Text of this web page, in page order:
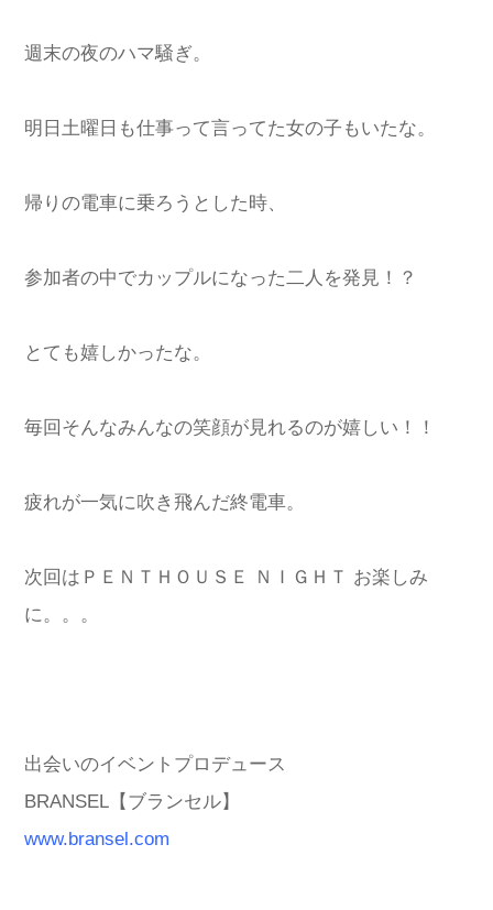
週末の夜のハマ騒ぎ。
明日土曜日も仕事って言ってた女の子もいたな。
帰りの電車に乗ろうとした時、
参加者の中でカップルになった二人を発見！？
とても嬉しかったな。
毎回そんなみんなの笑顔が見れるのが嬉しい！！
疲れが一気に吹き飛んだ終電車。
次回はＰＥＮＴＨＯＵＳＥ ＮＩＧＨＴ お楽しみ
に。。。
出会いのイベントプロデュース
BRANSEL【ブランセル】
www.bransel.com